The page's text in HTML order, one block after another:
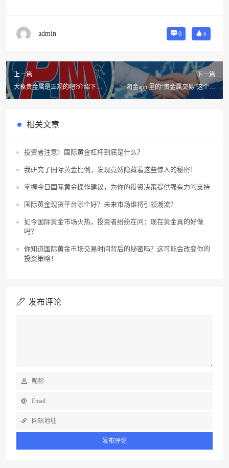
admin 0 0
上一篇
大象贵金属是正规的吧?介绍下远
东贵金属吧?
下一篇
淘金app 里的“贵金属交易”这个板
块好用吗?
相关文章
投资者注意！国际黄金杠杆到底是什么？
我研究了国际黄金比例，发现竟然隐藏着这些惊人的秘密！
掌握今日国际黄金操作建议，为你的投资决策提供强有力的支持
国际黄金现货平台哪个好？未来市场谁将引领潮流？
如今国际黄金市场火热，投资者纷纷在问：现在黄金真的好做
吗？
你知道国际黄金市场交易时间背后的秘密吗？这可能会改变你的
投资策略！
发布评论